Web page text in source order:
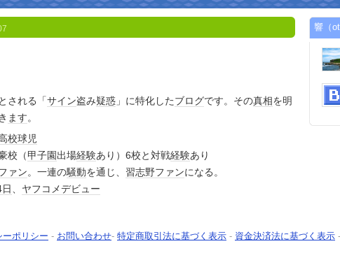
される「サイン盗み疑惑 」に特化したブログです。その真相を明
ます。
校球児
校（甲子園出場経験あり）6校と対戦経験あり
ァン。一連の騒動を通じ、 習志野ファンになる。
、 ヤフコメデビュー
響（
ーポリシー - お問い合わせ- 特定商取引法に基づく表示 - 資金決済法に基づく表示 -